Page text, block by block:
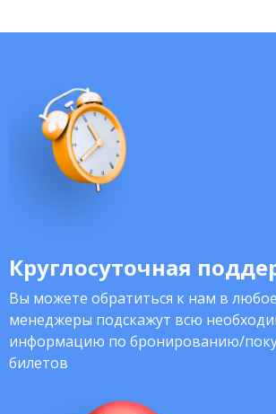
Круглосуточная
Вы можете обратиться к нам в
менеджеры подскажут всю
информацию по бронированию/
билетов